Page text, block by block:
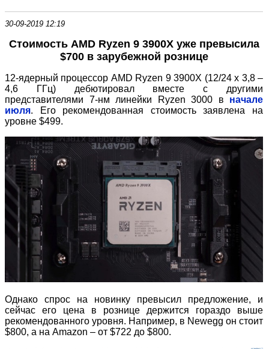
30-09-2019 12:19
Стоимость AMD Ryzen 9 3900X уже превысила
$700 в зарубежной рознице
12-ядерный процессор AMD Ryzen 9 3900X (12/24 х 3,8 –
4,6 ГГц) дебютировал вместе с другими
представителями 7-нм линейки Ryzen 3000 в начале
июля. Его рекомендованная стоимость заявлена на
уровне $499.
Однако спрос на новинку превысил предложение, и
сейчас его цена в рознице держится гораздо выше
рекомендованного уровня. Например, в Newegg он стоит
$800, а на Amazon – от $722 до $800.